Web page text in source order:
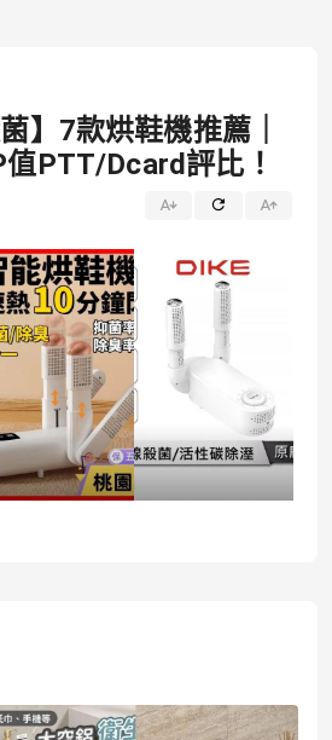
】7款烘鞋機推薦｜
PTT/Dcard評比！